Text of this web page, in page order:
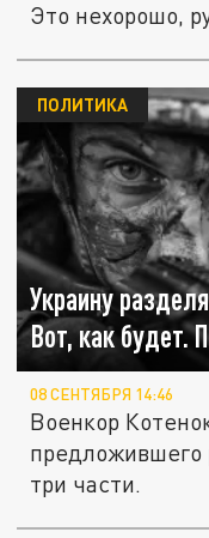
Это нехорошо,
Украину
Вот, как будет.
ПОЛИТИКА
08 СЕНТЯБРЯ 14:46
Военкор
предложившего
три части.